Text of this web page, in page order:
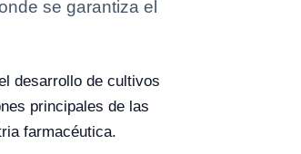
se garantiza el
desarrollo de cultivos
principales de las
farmacéutica.